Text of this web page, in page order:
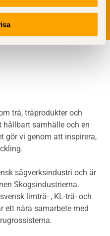
generellt
utomhuskonstruktioner
trä, träprodukter och
samhälle och en
gör vi genom att inspirera,
sågverksindustri och är
Skogsindustrierna.
limträ- , KL-trä- och
ett nära samarbete med